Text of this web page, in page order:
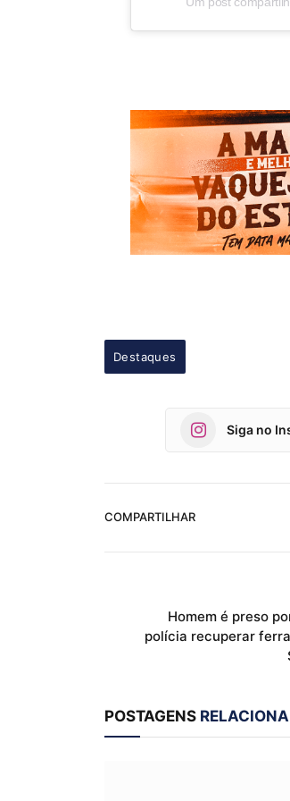
Destaques
Siga no
COMPARTILHAR
Homem é preso
polícia recuperar
POSTAGENS